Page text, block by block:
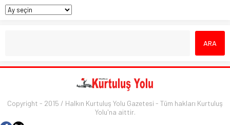
Copyright - 2015 / Halkın Kurtuluş Yolu Gazetesi - Tüm hakları Kurtuluş
Yolu'na aittir.